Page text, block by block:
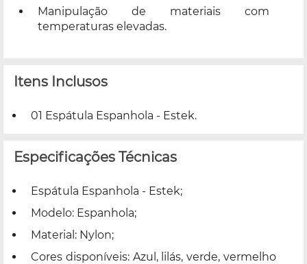
Manipulação de materiais com
temperaturas elevadas.
Itens Inclusos
01 Espátula Espanhola - Estek.
Especificações Técnicas
Espátula Espanhola - Estek;
Modelo: Espanhola;
Material: Nylon;
Cores disponíveis: Azul, lilás, verde, vermelho